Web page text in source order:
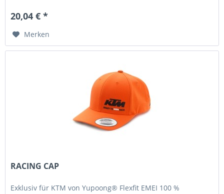
20,04 € *
Merken
RACING CAP
Exklusiv für KTM von Yupoong® Flexfit EMEI 100 %